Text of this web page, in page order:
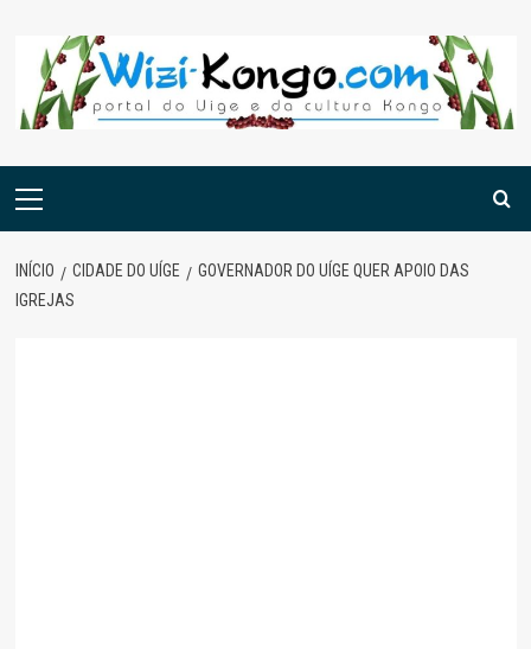
content
Menu
INÍCIO CIDADE DO UÍGE
GOVERNADOR DO UÍGE QUER APOIO DAS
IGREJAS